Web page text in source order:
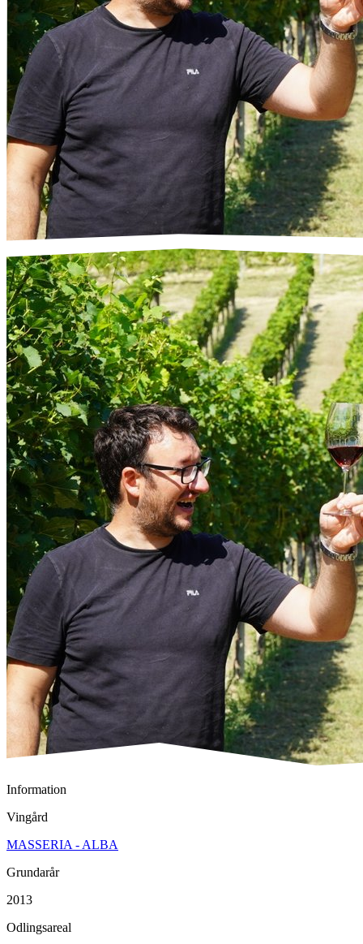
Information
Vingård
MASSERIA - ALBA
Grundarår
2013
Odlingsareal